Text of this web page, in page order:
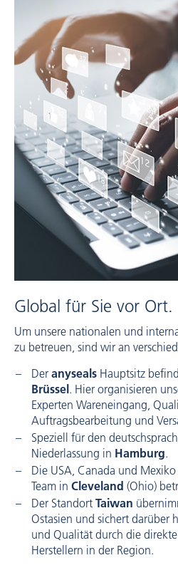
Global für Sie vor Ort.
Um unsere nationalen und
zu betreuen, sind wir an
Der anyseals Hauptsitz
Brüssel . Hier organisieren
Experten Wareneingang,
Auftragsbearbeitung und
Speziell für den
Niederlassung in Hamburg.
Die USA, Canada und
Team in Cleveland (Ohio)
Der Standort Taiwan
Ostasien und sichert darüber
und Qualität durch die
Herstellern in der Region.